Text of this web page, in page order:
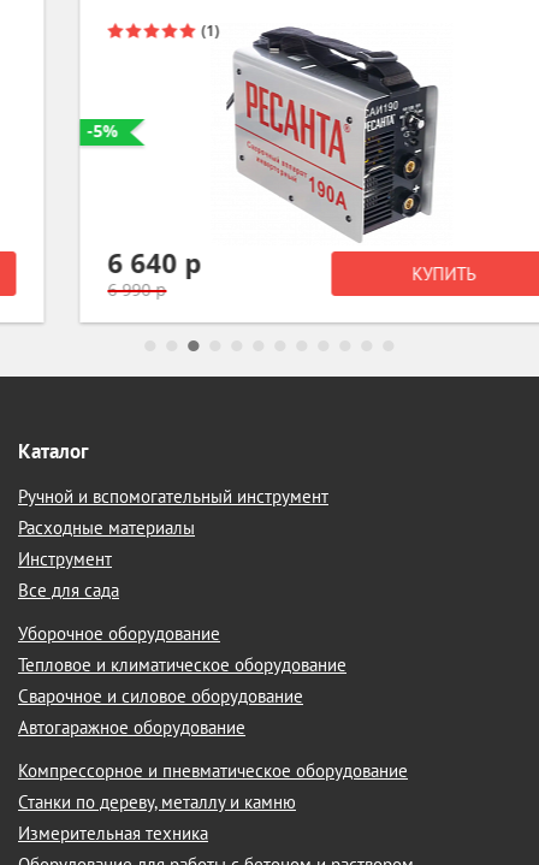
6 640 р КУПИТЬ
Каталог
Ручной и вспомогательный инструмент
Расходные материалы
Инструмент
Все для сада
Уборочное оборудование
Тепловое и климатическое оборудование
Сварочное и силовое оборудование
Автогаражное оборудование
Компрессорное и пневматическое оборудование
Станки по дереву, металлу и камню
Измерительная техника